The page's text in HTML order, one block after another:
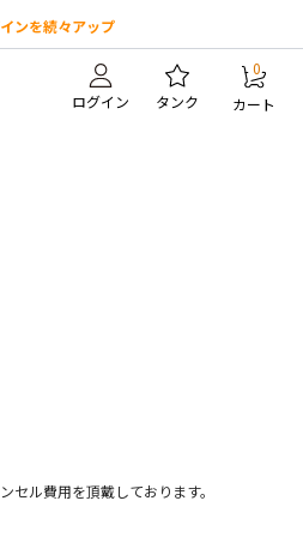
ンを続々アップ
ログイン タンク
0
カート
セル費用を頂戴しております。